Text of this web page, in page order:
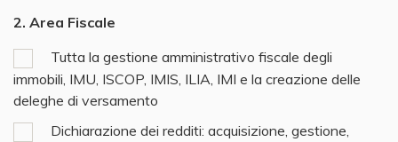
2. Area Fiscale
Tutta la gestione amministrativo fiscale degli
immobili, IMU, ISCOP, IMIS, ILIA, IMI e la creazione delle
deleghe di versamento
Dichiarazione dei redditi: acquisizione, gestione,